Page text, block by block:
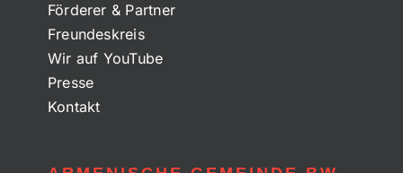
Förderer & Partner
Freundeskreis
Wir auf YouTube
Presse
Kontakt